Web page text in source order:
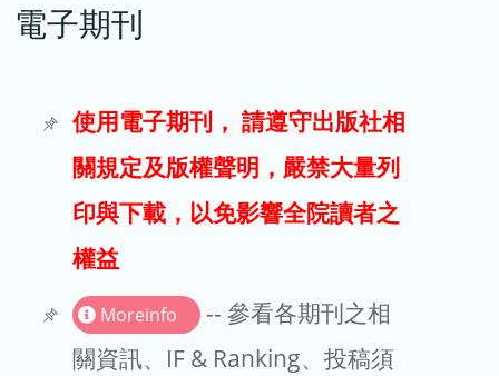
電子期刊
試用
文章處理費
電子期刊
使用電子期刊， 請遵守出版社相
關規定及版權聲明，嚴禁大量列
印與下載，以免影響全院讀者之
權益
Moreinfo
-- 參看各期刊之相
關資訊、IF & Ranking、投稿須